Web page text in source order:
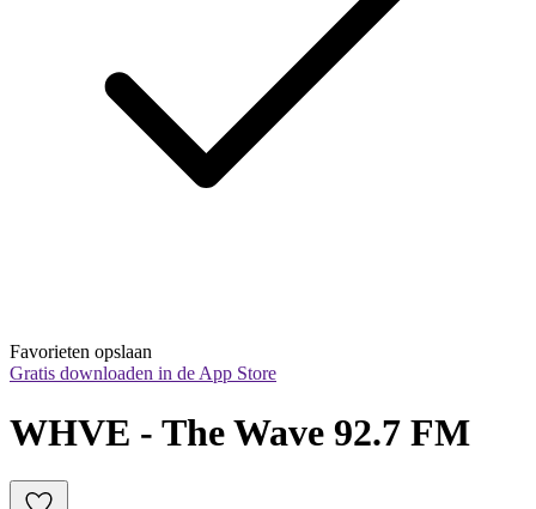
Favorieten opslaan
Gratis downloaden in de App Store
WHVE - The Wave 92.7 FM